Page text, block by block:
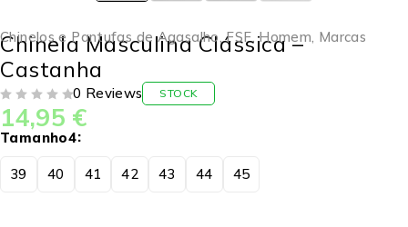
Chinelos e Pantufas de Agasalho,FSF,Homem, Marcas
Chinela Masculina Clássica –
Castanha
0 Reviews STOCK
14,95 €
Tamanho4
39 40 41 42 43 44 45